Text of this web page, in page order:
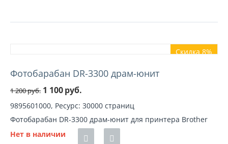
Скидка 8%
Фотобарабан DR-3300 драм-юнит
1 200руб. 1 100руб.
9895601000, Ресурс: 30000 страниц
Фотобарабан DR-3300 драм-юнит для принтера Brother
Нет в наличии